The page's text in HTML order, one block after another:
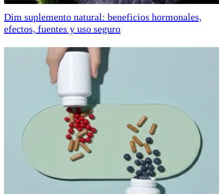
Dim suplemento natural: beneficios hormonales,
efectos, fuentes y uso seguro